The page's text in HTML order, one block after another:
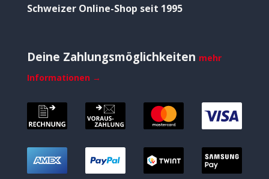
Schweizer Online-Shop seit 1995
Deine Zahlungsmöglichkeiten mehr
Informationen →